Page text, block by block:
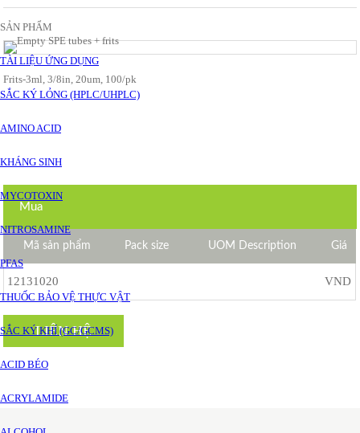
SẢN PHẨM
TÀI LIỆU ỨNG DỤNG
SẮC KÝ LỎNG (HPLC/UHPLC)
AMINO ACID
KHÁNG SINH
MYCOTOXIN
NITROSAMINE
PFAS
THUỐC BẢO VỆ THỰC VẬT
SẮC KÝ KHÍ (GC/GCMS)
ACID BÉO
ACRYLAMIDE
Frits-3ml, 3/8in, 20um, 100/pk
Mua
Mã sản phẩm Pack size UOM Description Giá
12131020 VND
LIÊN HỆ